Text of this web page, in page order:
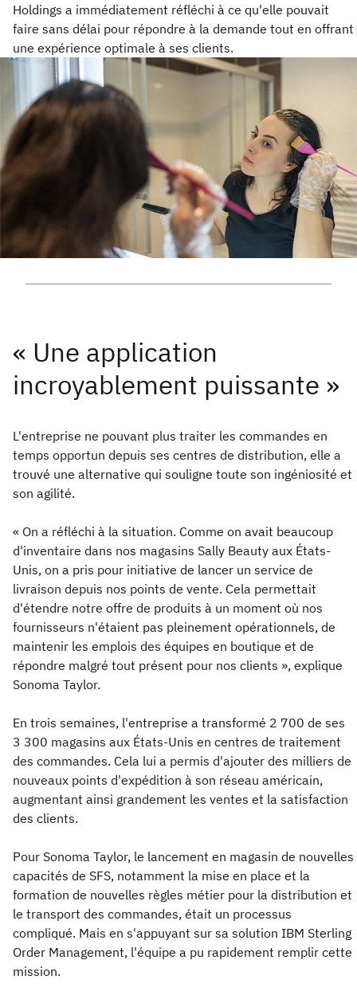
Holdings a immédiatement réfléchi à ce qu'elle pouvait
faire sans délai pour répondre à la demande tout en offrant
une expérience optimale à ses clients.
L'entreprise ne pouvant plus traiter les commandes en
temps opportun depuis ses centres de distribution, elle a
trouvé une alternative qui souligne toute son ingéniosité et
son agilité.
« On a réfléchi à la situation. Comme on avait beaucoup
d'inventaire dans nos magasins Sally Beauty aux États-
Unis, on a pris pour initiative de lancer un service de
livraison depuis nos points de vente. Cela permettait
d'étendre notre offre de produits à un moment où nos
fournisseurs n'étaient pas pleinement opérationnels, de
maintenir les emplois des équipes en boutique et de
répondre malgré tout présent pour nos clients », explique
Sonoma Taylor.
En trois semaines, l'entreprise a transformé 2 700 de ses
3 300 magasins aux États-Unis en centres de traitement
des commandes. Cela lui a permis d'ajouter des milliers de
nouveaux points d'expédition à son réseau américain,
augmentant ainsi grandement les ventes et la satisfaction
des clients.
Pour Sonoma Taylor, le lancement en magasin de nouvelles
capacités de SFS, notamment la mise en place et la
formation de nouvelles règles métier pour la distribution et
le transport des commandes, était un processus
compliqué. Mais en s'appuyant sur sa solution IBM Sterling
Order Management, l'équipe a pu rapidement remplir cette
mission.